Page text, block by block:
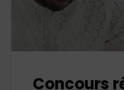
Concours